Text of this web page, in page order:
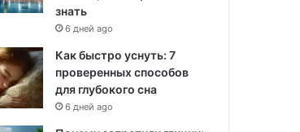
знать
6 дней ago
Как быстро уснуть: 7
проверенных способов
для глубокого сна
6 дней ago